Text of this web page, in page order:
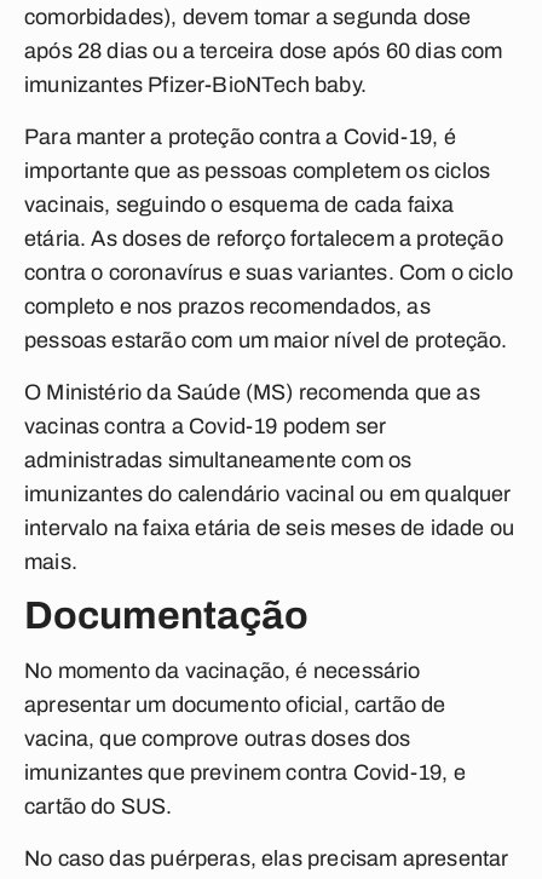
comorbidades), devem tomar a segunda dose
após 28 dias ou a terceira dose após 60 dias com
imunizantes Pfizer-BioNTech baby.
Para manter a proteção contra a Covid-19, é
importante que as pessoas completem os ciclos
vacinais, seguindo o esquema de cada faixa
etária. As doses de reforço fortalecem a proteção
contra o coronavírus e suas variantes. Com o ciclo
completo e nos prazos recomendados, as
pessoas estarão com um maior nível de proteção.
O Ministério da Saúde (MS) recomenda que as
vacinas contra a Covid-19 podem ser
administradas simultaneamente com os
imunizantes do calendário vacinal ou em qualquer
intervalo na faixa etária de seis meses de idade ou
mais.
Documentação
No momento da vacinação, é necessário
apresentar um documento oficial, cartão de
vacina, que comprove outras doses dos
imunizantes que previnem contra Covid-19, e
cartão do SUS.
No caso das puérperas, elas precisam apresentar